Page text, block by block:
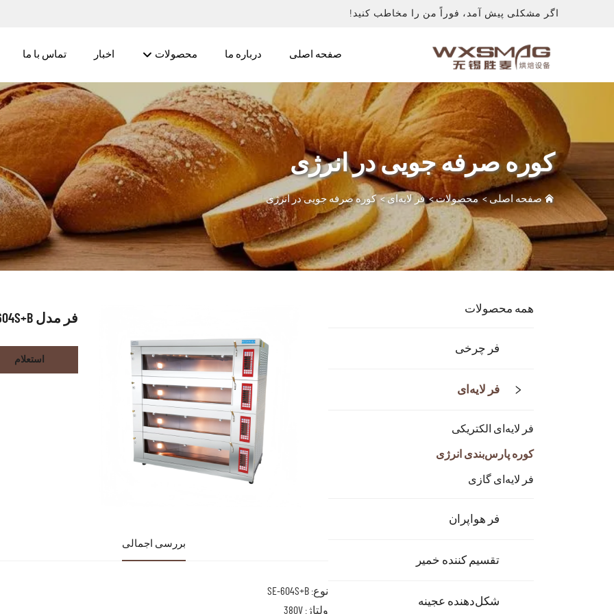
اگر مشکلی پیش آمد، فوراً من را مخاطب کنید!
صفحه اصلی درباره ما محصولات اخبار تماس با ما
کوره صرفه جویی در انرژی
صفحه اصلی>محصولات>فر لایه‌ای>کوره صرفه جویی در انرژی
همه محصولات
فر چرخی
فر لایه‌ای
فر لایه‌ای الکتریکی
کوره پارس‌بندی انرژی
فر لایه‌ای گازی
فر هواپران
تقسیم کننده خمیر
شکل‌دهنده عجينه
فر مدل SE-604S+B
استعلام
بررسی اجمالی
نوع: SE-604S+B
ولتاژ: 380V